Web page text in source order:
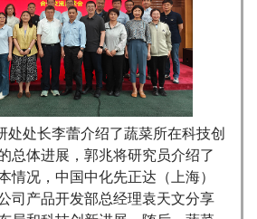
处长李蕾介绍了蔬菜所在科技创
总体进展，郭兆将研究员介绍了
情况，中国中化先正达（上海）
司产品开发部总经理袁天文分享